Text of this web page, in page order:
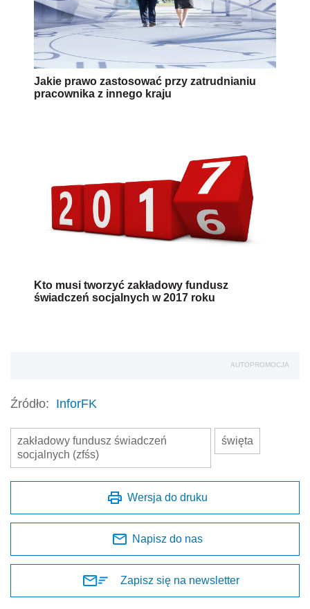
Jakie prawo zastosować przy zatrudnianiu
pracownika z innego kraju
Kto musi tworzyć zakładowy fundusz
świadczeń socjalnych w 2017 roku
AUTOPROMOCJA
Źródło: InforFK
zakładowy fundusz świadczeń
socjalnych (zfśs)
święta
Wersja do druku
Napisz do nas
Zapisz się na newsletter